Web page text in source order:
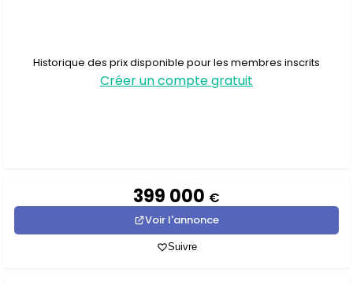
Historique des prix disponible pour les membres inscrits
Créer un compte gratuit
399 000 €
Voir l'annonce
Suivre